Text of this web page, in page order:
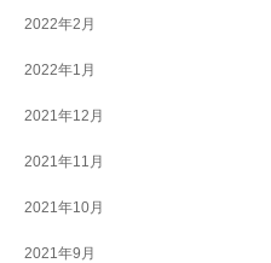
2022年2月
2022年1月
2021年12月
2021年11月
2021年10月
2021年9月